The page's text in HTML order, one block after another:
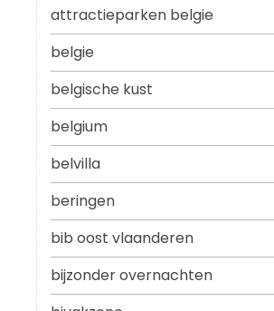
attractieparken belgie
belgie
belgische kust
belgium
belvilla
beringen
bib oost vlaanderen
bijzonder overnachten